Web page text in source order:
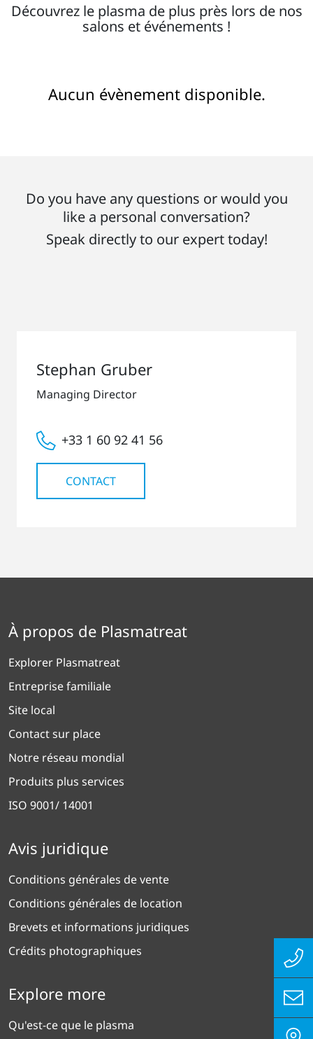
Découvrez le plasma de plus près lors de nos
salons et événements !
Aucun évènement disponible.
Do you have any questions or would you
like a personal conversation?
Speak directly to our expert today!
Stephan Gruber
Managing Director
+33 1 60 92 41 56
CONTACT
À propos de Plasmatreat
Explorer Plasmatreat
Entreprise familiale
Site local
Contact sur place
Notre réseau mondial
Produits plus services
ISO 9001/ 14001
Avis juridique
Conditions générales de vente
Conditions générales de location
Brevets et informations juridiques
Crédits photographiques
Explore more
Qu'est-ce que le plasma